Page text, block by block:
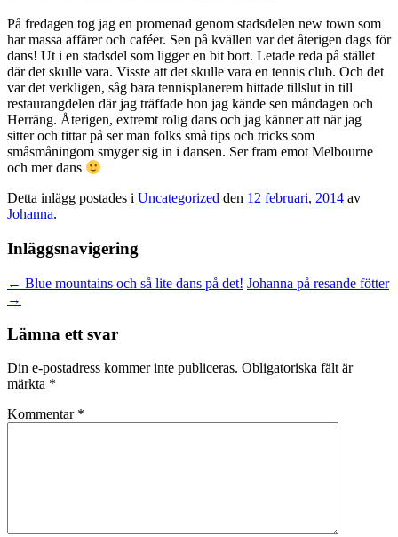
På fredagen tog jag en promenad genom stadsdelen new town som
har massa affärer och caféer. Sen på kvällen var det återigen dags för
dans! Ut i en stadsdel som ligger en bit bort. Letade reda på stället
där det skulle vara. Visste att det skulle vara en tennis club. Och det
var det verkligen, såg bara tennisplanerem hittade tillslut in till
restaurangdelen där jag träffade hon jag kände sen måndagen och
Herräng. Återigen, extremt rolig dans och jag känner att när jag
sitter och tittar på ser man folks små tips och tricks som
småsmåningom smyger sig in i dansen. Ser fram emot Melbourne
och mer dans
Detta inlägg postades i Uncategorized den 12 februari, 2014 av
Johanna.
Inläggsnavigering
← Blue mountains och så lite dans på det! Johanna på resande fötter
→
Lämna ett svar
Din e-postadress kommer inte publiceras. Obligatoriska fält är
märkta *
Kommentar *